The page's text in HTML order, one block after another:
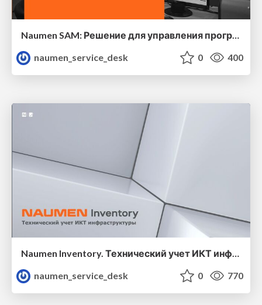
Naumen SAM: Решение для управления программными активами
naumen_service_desk
0 400
Naumen Inventory. Технический учет ИКТ инфраструктуры
naumen_service_desk
0 770